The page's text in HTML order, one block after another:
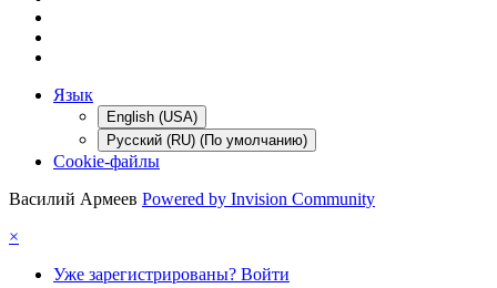
Язык
English (USA)
Русский (RU) (По умолчанию)
Cookie-файлы
Василий Армеев Powered by Invision Community
×
Уже зарегистрированы? Войти